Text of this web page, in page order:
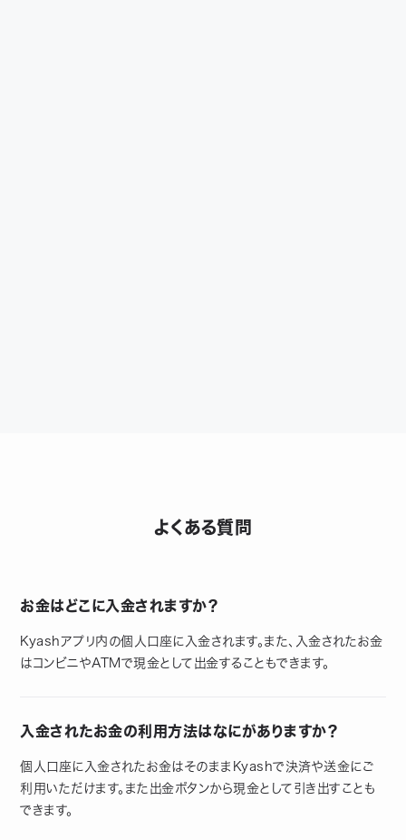
よくある質問
お金はどこに入金されますか？
Kyashアプリ内の個人口座に入金されます。また、入金されたお金
はコンビニやATMで現金として出金することもできます。
入金されたお金の利用方法はなにがありますか？
個人口座に入金されたお金はそのままKyashで決済や送金にご
利用いただけます。また出金ボタンから現金として引き出すことも
できます。